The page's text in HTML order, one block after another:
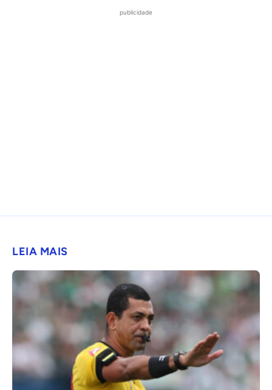
publicidade
LEIA MAIS